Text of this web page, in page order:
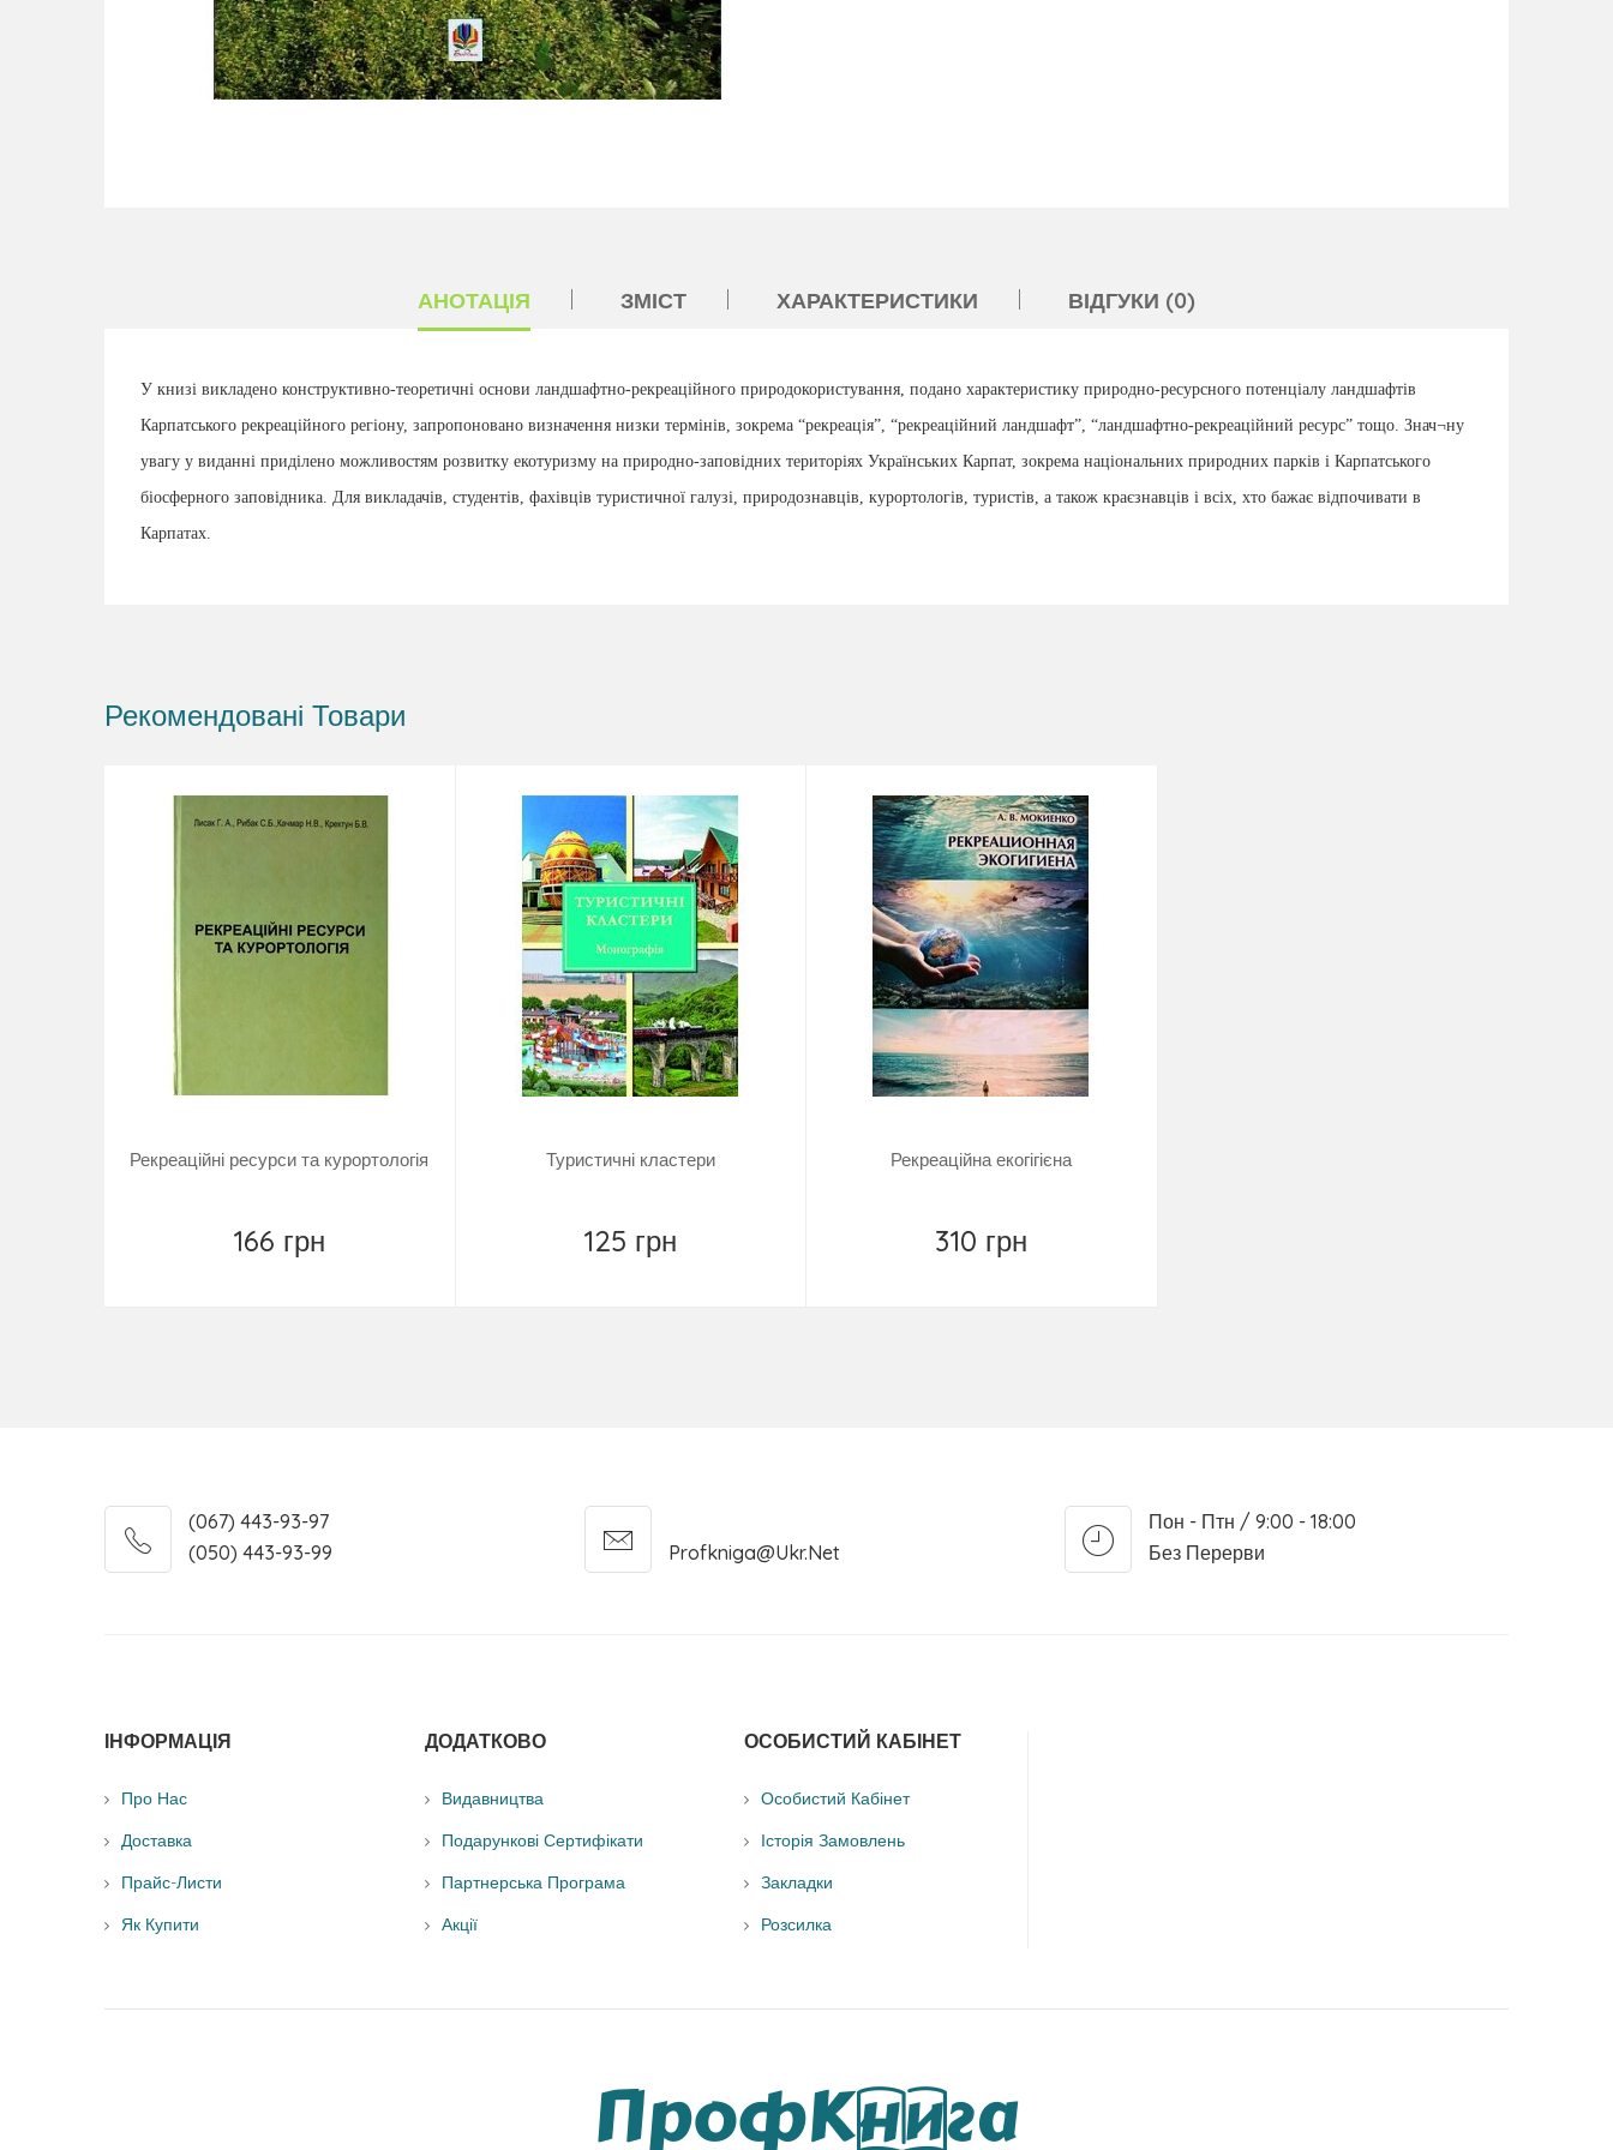
АНОТАЦІЯ ЗМІСТ ХАРАКТЕРИСТИКИ ВІДГУКИ (0)
У книзі викладено конструктивно-теоретичні основи ландшафтно-рекреаційного природокористування, подано характеристику природно-ресурсного потенціалу ландшафтів
Карпатського рекреаційного регіону, запропоновано визначення низки термінів, зокрема “рекреація”, “рекреаційний ландшафт”, “ландшафтно-рекреаційний ресурс” тощо. Знач¬ну
увагу у виданні приділено можливостям розвитку екотуризму на природно-заповідних територіях Українських Карпат, зокрема національних природних парків і Карпатського
біосферного заповідника. Для викладачів, студентів, фахівців туристичної галузі, природознавців, курортологів, туристів, а також краєзнавців і всіх, хто бажає відпочивати в
Карпатах.
Рекомендовані Товари
Рекреаційні ресурси та курортологія
166 грн
Туристичні кластери
125 грн
Рекреаційна екогігієна
310 грн
(067) 443-93-97
(050) 443-93-99
Profkniga@ukr.net
Пон - Птн / 9:00 - 18:00
Без Перерви
ІНФОРМАЦІЯ
Про Нас
Доставка
Прайс-Листи
Як Купити
ДОДАТКОВО
Видавництва
Подарункові Сертифікати
Партнерська Програма
Акції
ОСОБИСТИЙ КАБІНЕТ
Особистий Кабінет
Історія Замовлень
Закладки
Розсилка